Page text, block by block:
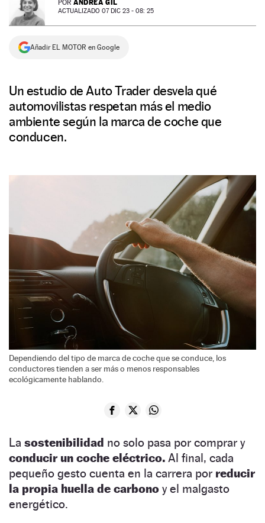
NEWSLETTER
SÍGUENOS
POR ANDREA GIL
ACTUALIZADO 07 DIC 23 - 08: 25
Añadir EL MOTOR en Google
Un estudio de Auto Trader desvela qué
automovilistas respetan más el medio
ambiente según la marca de coche que
conducen.
Dependiendo del tipo de marca de coche que se conduce, los
conductores tienden a ser más o menos responsables
ecológicamente hablando.
La sostenibilidad no solo pasa por comprar y
conducir un coche eléctrico. Al final, cada
pequeño gesto cuenta en la carrera por reducir
la propia huella de carbono y el malgasto
energético.